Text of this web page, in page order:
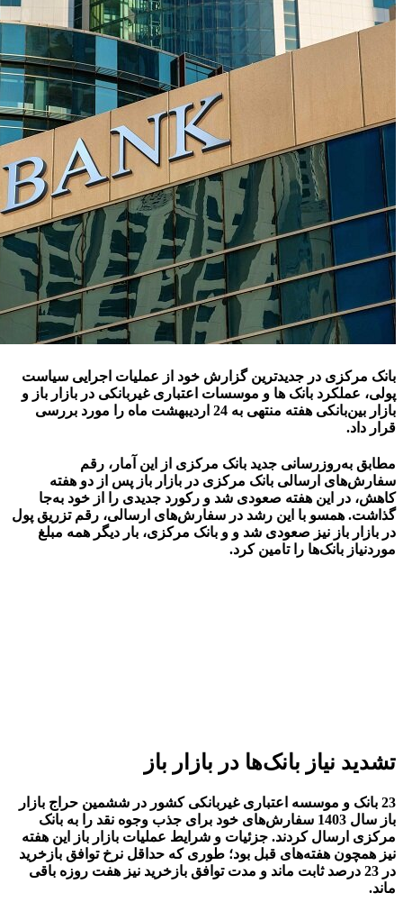
بانک مرکزی در جدیدترین گزارش خود از عملیات اجرایی سیاست
پولی، عملکرد بانک‌ ها و موسسات اعتباری غیربانکی در بازار باز و
بازار بین‌بانکی هفته منتهی به 24 اردیبهشت ماه را مورد بررسی
قرار داد.
مطابق به‌روزرسانی جدید بانک مرکزی از این آمار، رقم
سفارش‌های ارسالی بانک مرکزی در بازار باز پس از دو هفته
کاهش، در این هفته صعودی شد و رکورد جدیدی را از خود به‌جا
گذاشت. همسو با این رشد در سفارش‌های ارسالی، رقم تزریق پول
در بازار باز نیز صعودی شد و و بانک مرکزی، بار دیگر همه مبلغ
موردنیاز بانک‌ها را تامین کرد.
تشدید نیاز بانک‌ها در بازار باز
23 بانک‌ و موسسه اعتباری غیربانکی کشور در ششمین حراج بازار
باز سال 1403 سفارش‌های خود برای جذب وجوه نقد را به بانک
مرکزی ارسال کردند. جزئیات و شرایط عملیات بازار باز این هفته
نیز همچون هفته‌های قبل بود؛ طوری که حداقل نرخ توافق بازخرید
در 23 درصد ثابت ماند و مدت توافق بازخرید نیز هفت روزه باقی
ماند.